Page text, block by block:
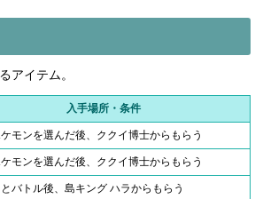
アイテム。
入手場所・条件
モンを選んだ後、ククイ博士からもらう
モンを選んだ後、ククイ博士からもらう
バトル後、島キング ハラからもらう